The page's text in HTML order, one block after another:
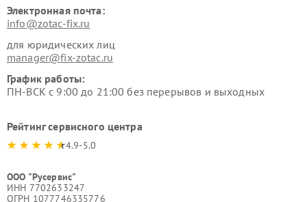
Электронная почта:
info@zotac-fix.ru
для юридических лиц
manager@fix-zotac.ru
График работы:
ПН-ВСК с 9:00 до 21:00 без перерывов и выходных
Рейтинг сервисного центра
4.9-5.0
ООО "Русервис"
ИНН 7702633247
ОГРН 1077746335776